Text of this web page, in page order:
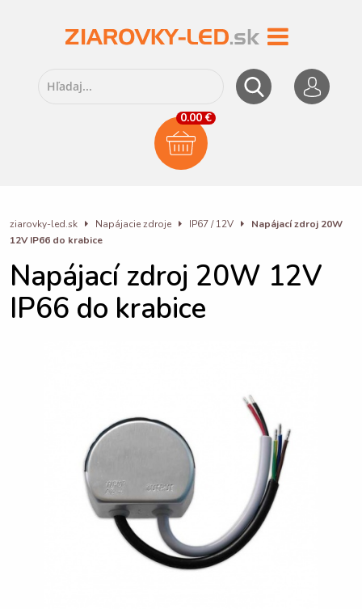
0.00 €
ziarovky-led.sk Napájacie zdroje IP67 / 12V
Napájací zdroj 20W
12V IP66 do krabice
Napájací zdroj 20W 12V
IP66 do krabice